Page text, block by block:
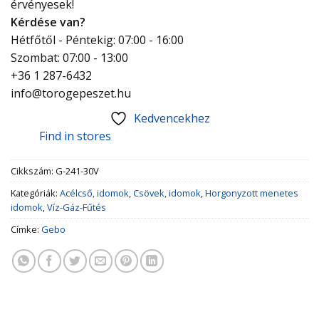
érvényesek!
Kérdése van?
Hétfőtől - Péntekig: 07:00 - 16:00
Szombat: 07:00 - 13:00
+36 1 287-6432
info@torogepeszet.hu
Kedvencekhez
Find in stores
Cikkszám: G-241-30V
Kategóriák: Acélcső, idomok,Csövek, idomok,Horgonyzott menetes
idomok,Víz-Gáz-Fűtés
Címke: Gebo